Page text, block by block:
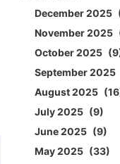
December 2025
November 2025
October 2025
9
September 2025
August 2025
16
July 2025
9
June 2025
9
May 2025
33